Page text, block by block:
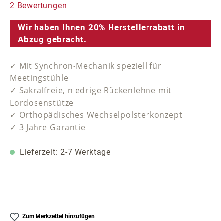
Durchschnittliche Bewertung von 5 von 5 Sternen
2 Bewertungen
Wir haben Ihnen 20% Herstellerrabatt in
Abzug gebracht.
✓ Mit Synchron-Mechanik speziell für
Meetingstühle
✓ Sakralfreie, niedrige Rückenlehne mit
Lordosenstütze
✓ Orthopädisches Wechselpolsterkonzept
✓ 3 Jahre Garantie
Lieferzeit: 2-7 Werktage
Zum Merkzettel hinzufügen